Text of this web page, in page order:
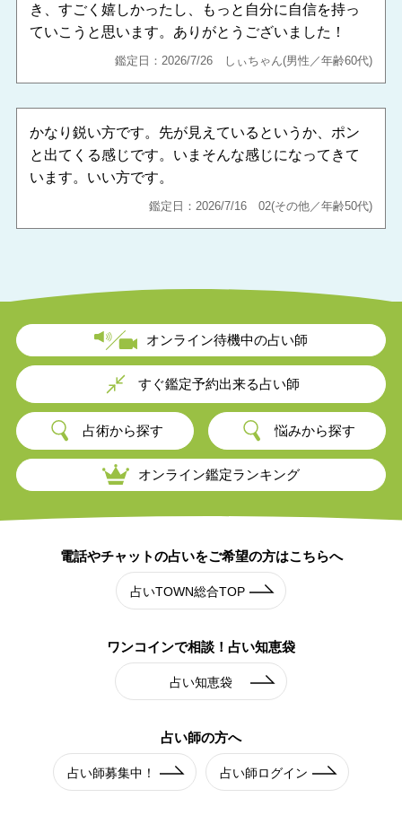
き、すごく嬉しかったし、もっと自分に自信を持っ
ていこうと思います。ありがとうございました！
鑑定日：2026/7/26 しぃちゃん(男性／年齢60代)
かなり鋭い方です。先が見えているというか、ポン
と出てくる感じです。いまそんな感じになってきて
います。いい方です。
鑑定日：2026/7/16 02(その他／年齢50代)
オンライン待機中の占い師
すぐ鑑定予約出来る占い師
占術から探す 悩みから探す
オンライン鑑定ランキング
電話やチャットの占いをご希望の方はこちらへ
占いTOWN総合TOP
ワンコインで相談！ 占い知恵袋
占い知恵袋
占い師の方へ
占い師募集中！ 占い師ログイン